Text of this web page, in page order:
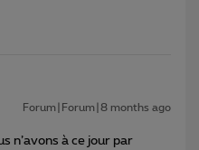
Forum|Forum|8 months ago
n’avons à ce jour par